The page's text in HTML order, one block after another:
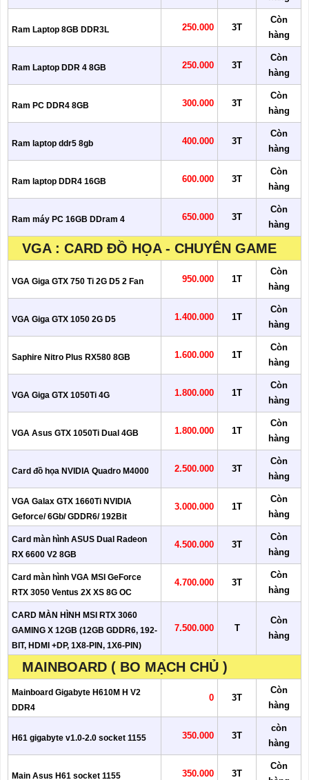
Ram Laptop 8GB DDR3L 250.000 3T
Còn
hàng
Ram Laptop DDR 4 8GB 250.000 3T
Còn
hàng
Ram PC DDR4 8GB 300.000 3T
Còn
hàng
Ram laptop ddr5 8gb 400.000 3T
Còn
hàng
Ram laptop DDR4 16GB 600.000 3T
Còn
hàng
Ram máy PC 16GB DDram 4 650.000 3T
Còn
hàng
VGA : CARD ĐỒ HỌA - CHUYÊN GAME
VGA Giga GTX 750 Ti 2G D5 2 Fan 950.000 1T
Còn
hàng
VGA Giga GTX 1050 2G D5 1.400.000 1T
Còn
hàng
Saphire Nitro Plus RX580 8GB 1.600.000 1T
Còn
hàng
VGA Giga GTX 1050Ti 4G 1.800.000 1T
Còn
hàng
VGA Asus GTX 1050Ti Dual 4GB 1.800.000 1T
Còn
hàng
Card đồ họa NVIDIA Quadro M4000 2.500.000 3T
Còn
hàng
VGA Galax GTX 1660Ti NVIDIA
Geforce/ 6Gb/ GDDR6/ 192Bit
3.000.000 1T
Còn
hàng
Card màn hình ASUS Dual Radeon
RX 6600 V2 8GB
4.500.000 3T
Còn
hàng
Card màn hình VGA MSI GeForce
RTX 3050 Ventus 2X XS 8G OC
4.700.000 3T
Còn
hàng
CARD MÀN HÌNH MSI RTX 3060
GAMING X 12GB (12GB GDDR6, 192-
BIT, HDMI +DP, 1X8-PIN, 1X6-PIN)
7.500.000 T
Còn
hàng
MAINBOARD ( BO MẠCH CHỦ )
Mainboard Gigabyte H610M H V2
DDR4
0 3T
Còn
hàng
H61 gigabyte v1.0-2.0 socket 1155 350.000 3T
còn
hàng
Main Asus H61 socket 1155 350.000 3T
Còn